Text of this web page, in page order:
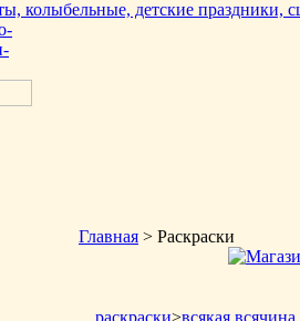
Главная > Раскраски
раскраски>всякая всячина